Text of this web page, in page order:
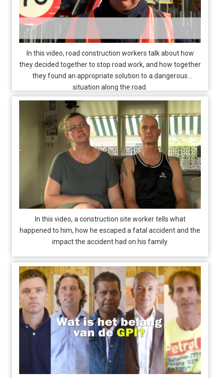
In this video, road construction workers talk about how
they decided together to stop road work, and how together
they found an appropriate solution to a dangerous
situation along the road.
In this video, a construction site worker tells what
happened to him, how he escaped a fatal accident and the
impact the accident had on his family.